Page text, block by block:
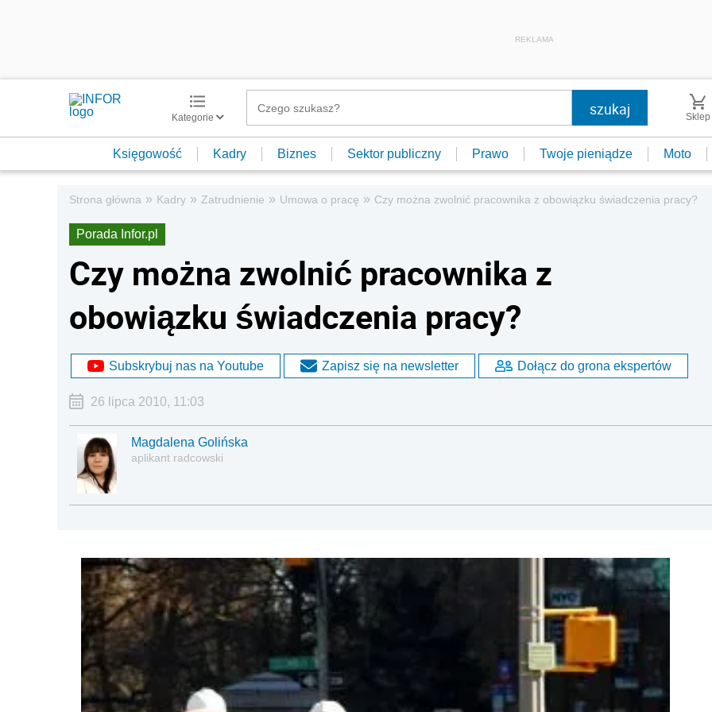
REKLAMA
Kategorie Sklep
Księgowość Kadry Biznes Sektor publiczny Prawo Twoje pieniądze Moto
Strona główna » Kadry » Zatrudnienie » Umowa o pracę » Czy można zwolnić pracownika z obowiązku świadczenia pracy?
Porada Infor.pl
Czy można zwolnić pracownika z
obowiązku świadczenia pracy?
Subskrybuj nas na Youtube Zapisz się na newsletter Dołącz do grona ekspertów
26 lipca 2010, 11:03
Magdalena Golińska
aplikant radcowski